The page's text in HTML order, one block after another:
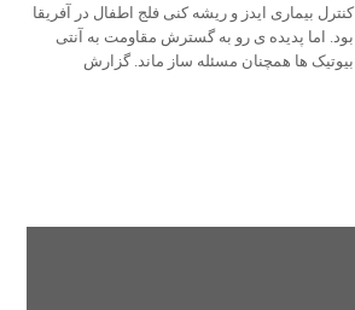
کنترل بیماری ایدز و ریشه کنی فلج اطفال در آفریقا
بود. اما پدیده ی رو به گسترش مقاومت به آنتی
بیوتیک ها همچنان مسئله ساز ماند. گزارش